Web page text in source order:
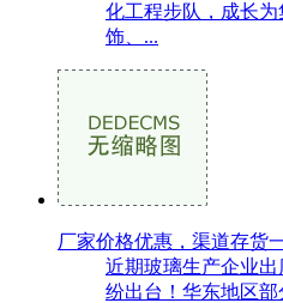
化工程步队，成长
饰、...
厂家价格优惠，渠道存货
近期玻璃生产企业
纷出台！华东地区